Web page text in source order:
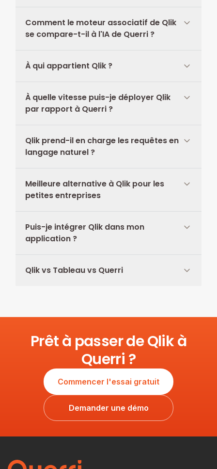
Comment le moteur associatif de Qlik
se compare-t-il à l'IA de Querri ?
À qui appartient Qlik ?
À quelle vitesse puis-je déployer Qlik
par rapport à Querri ?
Qlik prend-il en charge les requêtes en
langage naturel ?
Meilleure alternative à Qlik pour les
petites entreprises
Puis-je intégrer Qlik dans mon
application ?
Qlik vs Tableau vs Querri
Prêt à passer de Qlik à
Querri ?
Commencer l'essai gratuit
Demander une démo